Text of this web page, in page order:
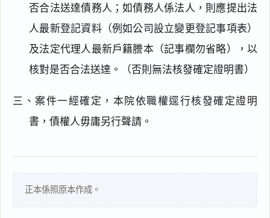
否合法送達債務人；如債務人係法人，則應提出法
人最新登記資料（例如公司設立變更登記事項表）
及法定代理人最新戶籍謄本（記事欄勿省略），以
核對是否合法送達。（否則無法核發確定證明書）
三、案件一經確定，本院依職權逕行核發確定證明
書，債權人毋庸另行聲請。
正本係照原本作成。
閱讀 研究
複